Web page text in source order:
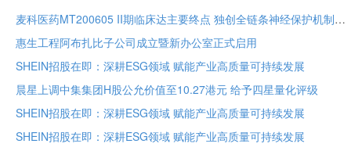
麦科医药MT200605 II期临床达主要终点 独创全链条神经保护机制将亮相国际卒中大会
惠生工程阿布扎比子公司成立暨新办公室正式启用
SHEIN招股在即：深耕ESG领域 赋能产业高质量可持续发展
晨星上调中集集团H股公允价值至10.27港元 给予四星量化评级
SHEIN招股在即：深耕ESG领域 赋能产业高质量可持续发展
SHEIN招股在即：深耕ESG领域 赋能产业高质量可持续发展